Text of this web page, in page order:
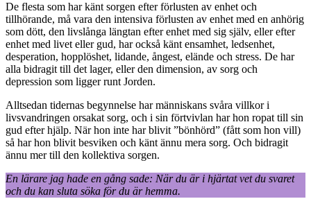
De flesta som har känt sorgen efter förlusten av enhet och
tillhörande, må vara den intensiva förlusten av enhet med en anhörig
som dött, den livslånga längtan efter enhet med sig själv, eller efter
enhet med livet eller gud, har också känt ensamhet, ledsenhet,
desperation, hopplöshet, lidande, ångest, elände och stress. De har
alla bidragit till det lager, eller den dimension, av sorg och
depression som ligger runt Jorden.
Alltsedan tidernas begynnelse har människans svåra villkor i
livsvandringen orsakat sorg, och i sin förtvivlan har hon ropat till sin
gud efter hjälp. När hon inte har blivit ”bönhörd” (fått som hon vill)
så har hon blivit besviken och känt ännu mera sorg. Och bidragit
ännu mer till den kollektiva sorgen.
En lärare jag hade en gång sade: När du är i hjärtat vet du svaret
och du kan sluta söka för du är hemma.